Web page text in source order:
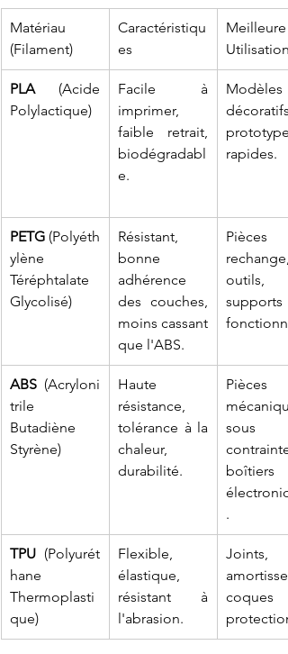
Matériau
(Filament)
Caractéristiqu
es
Meilleure
Utilisation
PLA (Acide
Polylactique)
Facile à
imprimer,
faible retrait,
biodégradabl
e.
Modèles
décoratifs,
prototypes
rapides.
PETG (Polyéth
ylène
Téréphtalate
Glycolisé)
Résistant,
bonne
adhérence
des couches,
moins cassant
que l'ABS.
Pièces
rechange,
outils,
supports
ABS (Acryloni
trile
Butadiène
Styrène)
Haute
résistance,
tolérance à la
chaleur,
durabilité.
Pièces
sous
boîtiers
.
TPU (Polyurét
hane
Thermoplasti
que)
Flexible,
élastique,
résistant à
l'abrasion.
Joints,
coques
protection.